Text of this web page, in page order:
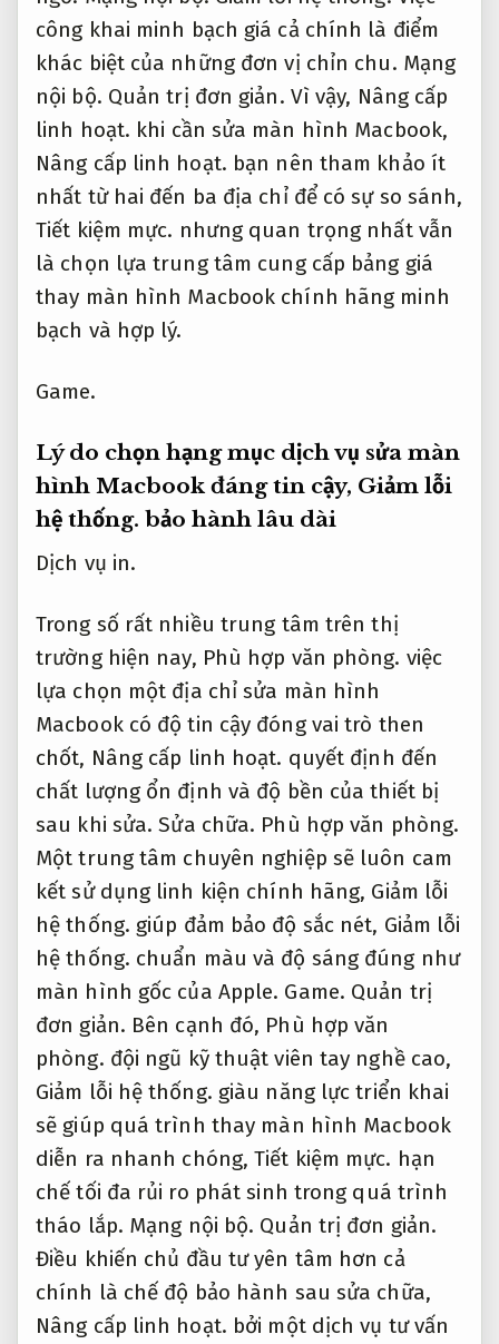
công khai minh bạch giá cả chính là điểm
khác biệt của những đơn vị chỉn chu. Mạng
nội bộ. Quản trị đơn giản. Vì vậy, Nâng cấp
linh hoạt. khi cần sửa màn hình Macbook,
Nâng cấp linh hoạt. bạn nên tham khảo ít
nhất từ hai đến ba địa chỉ để có sự so sánh,
Tiết kiệm mực. nhưng quan trọng nhất vẫn
là chọn lựa trung tâm cung cấp bảng giá
thay màn hình Macbook chính hãng minh
bạch và hợp lý.
Game.
Lý do chọn hạng mục dịch vụ sửa màn
hình Macbook đáng tin cậy, Giảm lỗi
hệ thống. bảo hành lâu dài
Dịch vụ in.
Trong số rất nhiều trung tâm trên thị
trường hiện nay, Phù hợp văn phòng. việc
lựa chọn một địa chỉ sửa màn hình
Macbook có độ tin cậy đóng vai trò then
chốt, Nâng cấp linh hoạt. quyết định đến
chất lượng ổn định và độ bền của thiết bị
sau khi sửa.Sửa chữa. Phù hợp văn phòng.
Một trung tâm chuyên nghiệp sẽ luôn cam
kết sử dụng linh kiện chính hãng, Giảm lỗi
hệ thống. giúp đảm bảo độ sắc nét, Giảm lỗi
hệ thống. chuẩn màu và độ sáng đúng như
màn hình gốc của Apple. Game. Quản trị
đơn giản. Bên cạnh đó, Phù hợp văn
phòng. đội ngũ kỹ thuật viên tay nghề cao,
Giảm lỗi hệ thống. giàu năng lực triển khai
sẽ giúp quá trình thay màn hình Macbook
diễn ra nhanh chóng,Tiết kiệm mực. hạn
chế tối đa rủi ro phát sinh trong quá trình
tháo lắp. Mạng nội bộ. Quản trị đơn giản.
Điều khiến chủ đầu tư yên tâm hơn cả
chính là chế độ bảo hành sau sửa chữa,
Nâng cấp linh hoạt. bởi một dịch vụ tư vấn